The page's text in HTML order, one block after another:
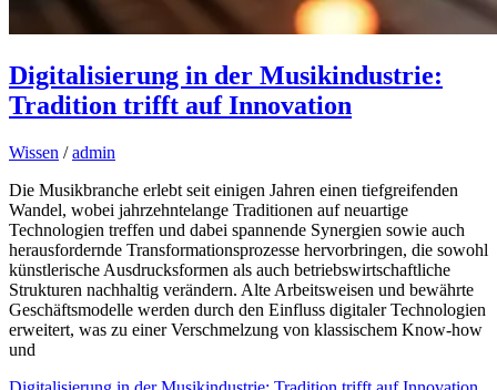
Digitalisierung in der Musikindustrie:
Tradition trifft auf Innovation
Wissen /admin
Die Musikbranche erlebt seit einigen Jahren einen tiefgreifenden
Wandel, wobei jahrzehntelange Traditionen auf neuartige
Technologien treffen und dabei spannende Synergien sowie auch
herausfordernde Transformationsprozesse hervorbringen, die sowohl
künstlerische Ausdrucksformen als auch betriebswirtschaftliche
Strukturen nachhaltig verändern. Alte Arbeitsweisen und bewährte
Geschäftsmodelle werden durch den Einfluss digitaler Technologien
erweitert, was zu einer Verschmelzung von klassischem Know-how
und